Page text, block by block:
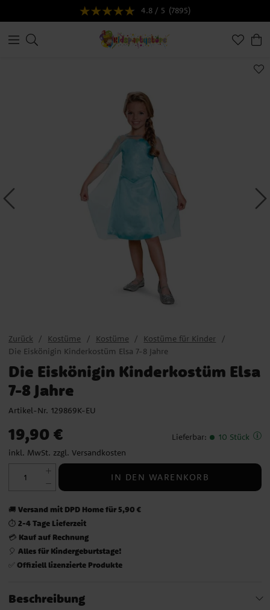
4.8 / 5 (7895)
Zurück Kostüme Kostüme
Kostüme für Kinder
Die Eiskönigin Kinderkostüm Elsa 7-8 Jahre
Die Eiskönigin Kinderkostüm Elsa
7-8 Jahre
Artikel-Nr. 129869K-EU
Preis :19,90 €
19,90 €
inkl. MwSt. zzgl. Versandkosten
Lieferbar: 10 Stück
IN DEN WARENKORB
🚚 Versand mit DPD Home für 5,90 €
⏱️ 2-4 Tage Lieferzeit
💳 Kauf auf Rechnung
🎈 Alles für Kindergeburtstage!
✅ Offiziell lizenzierte Produkte
Beschreibung